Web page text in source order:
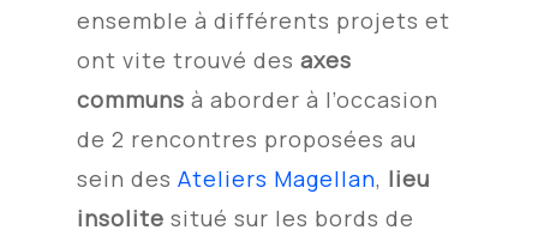
ensemble à différents projets et
ont vite trouvé desaxes
communs à aborder à l’occasion
de 2 rencontres proposées au
sein desAteliers Magellan, lieu
insolite situé sur les bords de